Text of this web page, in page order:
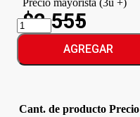
Precio mayorista (3u +)
$2.555
ALA
JABON
PAN
ECOLAVADO
cantidad
AGREGAR
Cant. de producto